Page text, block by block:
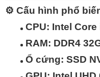
⚙️ Cấu hình phổ
CPU: Intel Core
RAM: DDR4
Ổ cứng: SSD